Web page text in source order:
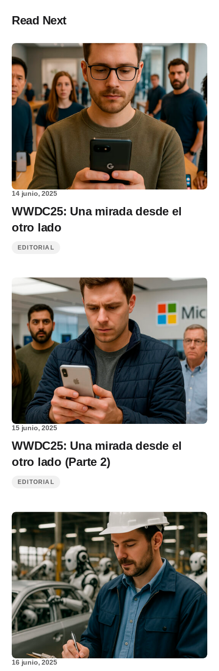
Read Next
14 junio, 2025
WWDC25: Una mirada desde el
otro lado
EDITORIAL
15 junio, 2025
WWDC25: Una mirada desde el
otro lado (Parte 2)
EDITORIAL
16 junio, 2025